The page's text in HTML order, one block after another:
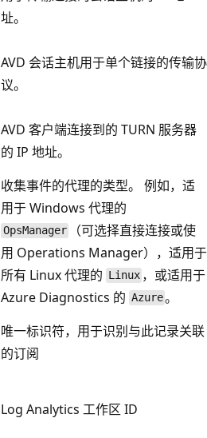
址。
AVD 会话主机用于单个链接的传输协
议。
AVD 客户端连接到的 TURN 服务器
的 IP 地址。
收集事件的代理的类型。 例如，适
用于 Windows 代理的
OpsManager
（可选择直接连接或使
用 Operations Manager），适用于
所有 Linux 代理的 Linux ，或适用于
Azure Diagnostics 的 Azure。
唯一标识符，用于识别与此记录关联
的订阅
Log Analytics 工作区 ID